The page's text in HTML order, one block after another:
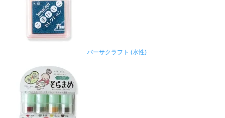
バーサクラフト (水性)